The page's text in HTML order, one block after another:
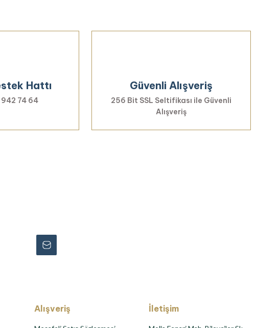
Hattı
74 64
Güvenli Alışveriş
256 Bit SSL Seltifikası ile Güvenli
Alışveriş
Alışveriş İletişim